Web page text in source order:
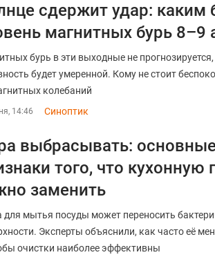
сдержит удар: каким
магнитных бурь 8–9
бурь в эти выходные не
будет умеренной. Кому не стоит
колебаний
14:46 Синоптик
выбрасывать:
того, что кухонную
заменить
для мытья посуды может переносить
Эксперты объяснили, как часто её
очистки наиболее эффективны